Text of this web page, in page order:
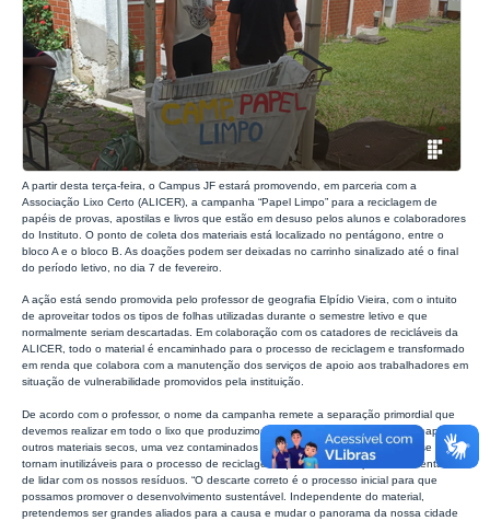
A partir desta terça-feira, o Campus JF estará promovendo, em parceria com a
Associação Lixo Certo (ALICER), a campanha “Papel Limpo” para a reciclagem de
papéis de provas, apostilas e livros que estão em desuso pelos alunos e colaboradores
do Instituto. O ponto de coleta dos materiais está localizado no pentágono, entre o
bloco A e o bloco B. As doações podem ser deixadas no carrinho sinalizado até o final
do período letivo, no dia 7 de fevereiro.
A ação está sendo promovida pelo professor de geografia Elpídio Vieira, com o intuito
de aproveitar todos os tipos de folhas utilizadas durante o semestre letivo e que
normalmente seriam descartadas. Em colaboração com os catadores de recicláveis da
ALICER, todo o material é encaminhado para o processo de reciclagem e transformado
em renda que colabora com a manutenção dos serviços de apoio aos trabalhadores em
situação de vulnerabilidade promovidos pela instituição.
De acordo com o professor, o nome da campanha remete a separação primordial que
devemos realizar em todo o lixo que produzimos: os secos e os molhados. Os papéis e
outros materiais secos, uma vez contaminados por gorduras e outros líquidos, se
tornam inutilizáveis para o processo de reciclagem, que é a melhor prática sustentável
de lidar com os nossos resíduos. “O descarte correto é o processo inicial para que
possamos promover o desenvolvimento sustentável. Independente do material,
pretendemos ser grandes aliados para a causa e mudar o panorama da nossa cidade